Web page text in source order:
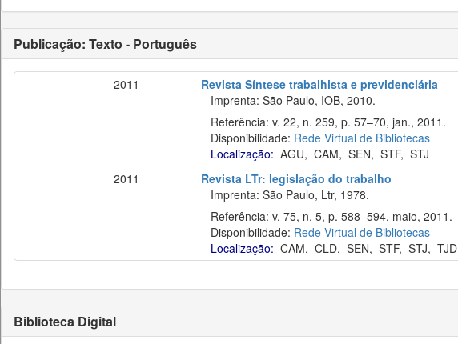
Publicação: Texto - Português
2011
Revista Síntese trabalhista e previdenciária
Imprenta: São Paulo, IOB, 2010.
Referência: v. 22, n. 259, p. 57–70, jan., 2011.
Disponibilidade: Rede Virtual de Bibliotecas
Localização: AGU, CAM, SEN, STF, STJ
2011
Revista LTr: legislação do trabalho
Imprenta: São Paulo, Ltr, 1978.
Referência: v. 75, n. 5, p. 588–594, maio, 2011.
Disponibilidade: Rede Virtual de Bibliotecas
Localização: CAM, CLD, SEN, STF, STJ, TJD
Biblioteca Digital